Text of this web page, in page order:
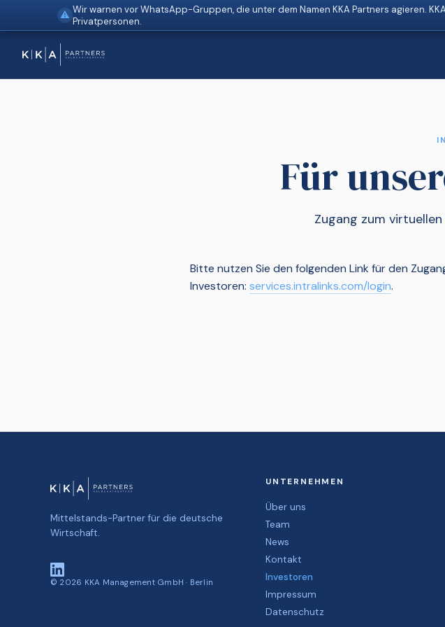
⚠ Wir warnen vor WhatsApp-Gruppen, die unter dem Namen KKA Partners agieren.
Privatpersonen.
Für
Zugang zum
Bitte nutzen Sie den folgenden Link für den
Investoren: services.intralinks.com/login.
Mittelstands-Partner für die deutsche
Wirtschaft.
© 2026 KKA Management GmbH · Berlin
UNTERNEHMEN
Über uns
Team
News
Kontakt
Investoren
Impressum
Datenschutz